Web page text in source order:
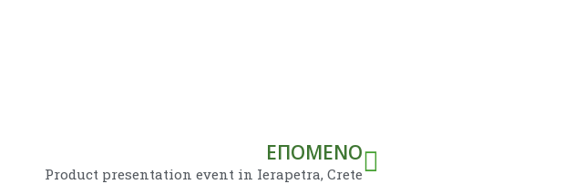
ΕΠΌΜΕΝΟ
Product presentation event in Ierapetra, Crete
Next